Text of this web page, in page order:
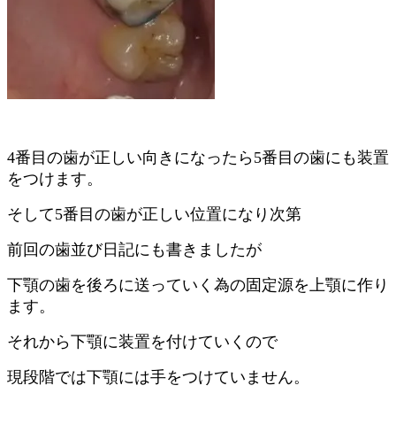
4番目の歯が正しい向きになったら5番目の歯にも装置
をつけます。
そして5番目の歯が正しい位置になり次第
前回の歯並び日記にも書きましたが
下顎の歯を後ろに送っていく為の固定源を上顎に作り
ます。
それから下顎に装置を付けていくので
現段階では下顎には手をつけていません。